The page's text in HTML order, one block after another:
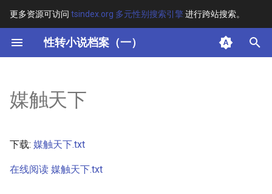
更多资源可访问 tsindex.org 多元性别搜索引擎进行跨站搜索。
性转小说档案（一）
键
开
搜
索
其他信息
正文
媒触天下
下载: 媒触天下.txt
在线阅读 媒触天下.txt